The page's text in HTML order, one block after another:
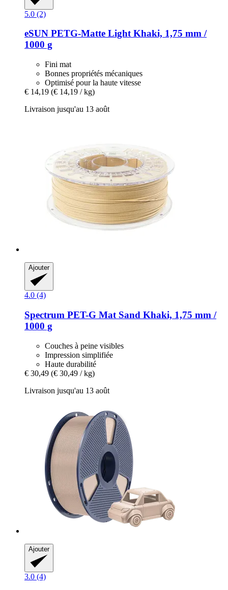
5.0 (2)
eSUN PETG-​Matte Light Khaki, 1,75 mm /
1000 g
Fini mat
Bonnes propriétés mécaniques
Optimisé pour la haute vitesse
€ 14,19 (€ 14,19 / kg)
Livraison jusqu'au 13 août
Ajouter
4.0 (4)
Spectrum PET-​G Mat Sand Khaki, 1,75 mm /
1000 g
Couches à peine visibles
Impression simplifiée
Haute durabilité
€ 30,49 (€ 30,49 / kg)
Livraison jusqu'au 13 août
Ajouter
3.0 (4)